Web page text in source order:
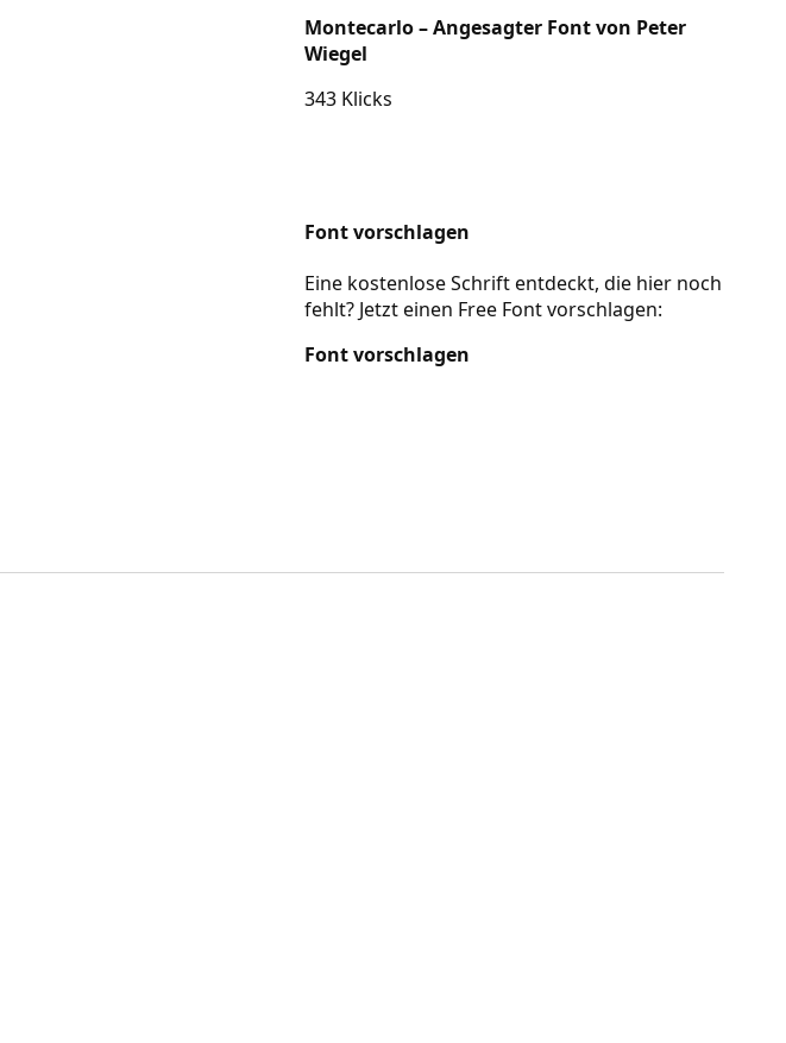
Montecarlo – Angesagter Font von Peter
Wiegel
343 Klicks
Font vorschlagen
Eine kostenlose Schrift entdeckt, die hier noch
fehlt? Jetzt einen Free Font vorschlagen:
Font vorschlagen